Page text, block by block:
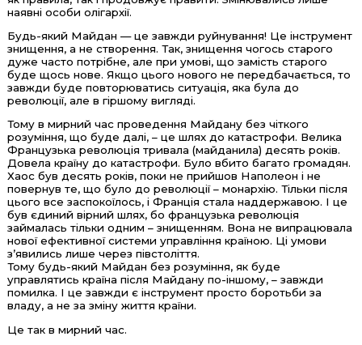
наявні особи олігархії.
Будь-який Майдан — це завжди руйнування! Це інструмент
знищення, а не створення. Так, знищення чогось старого
дуже часто потрібне, але при умові, що замість старого
буде щось нове. Якщо цього нового не передбачається, то
завжди буде повторюватись ситуація, яка була до
революції, але в гіршому вигляді.
Тому в мирний час проведення Майдану без чіткого
розуміння, що буде далі, – це шлях до катастрофи. Велика
Французька революція тривала (майданила) десять років.
Довела країну до катастрофи. Було вбито багато громадян.
Хаос був десять років, поки не прийшов Наполеон і не
повернув те, що було до революції – монархію. Тільки після
цього все заспокоїлось, і Франція стала наддержавою. І це
був єдиний вірний шлях, бо французька революція
займалась тільки одним – знищенням. Вона не випрацювала
нової ефективної системи управління країною. Ці умови
зʼявились лише через півстоліття.
Тому будь-який Майдан без розуміння, як буде
управлятись країна після Майдану по-іншому, – завжди
помилка. І це завжди є інструмент просто боротьби за
владу, а не за зміну життя країни.
Це так в мирний час.